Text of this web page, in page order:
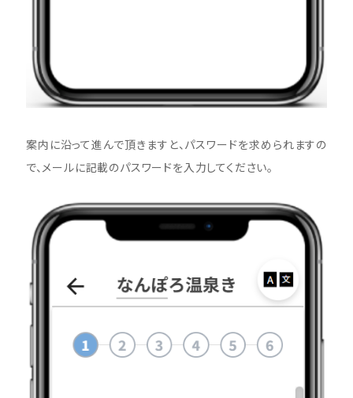
案内に沿って進んで頂きますと、パスワードを求められますの
で、メールに記載のパスワードを入力してください。